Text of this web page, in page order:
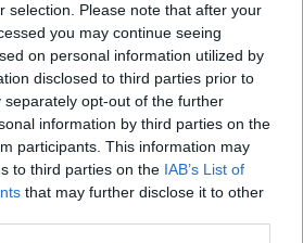
selection. Please note that after your
you may continue seeing
on personal information utilized by
disclosed to third parties prior to
separately opt-out of the further
information by third parties on the
participants. This information may
to third parties on the IAB’s List of
that may further disclose it to other
férje a kamerák előtt
sem tagadhatnák,
egymást